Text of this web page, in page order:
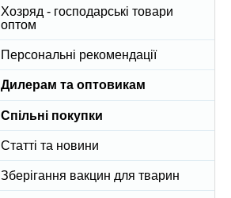
Хозряд - господарські товари
оптом
Персональні рекомендації
Дилерам та оптовикам
Спільні покупки
Статті та новини
Зберігання вакцин для тварин